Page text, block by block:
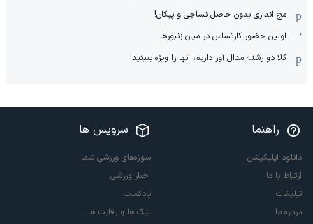
مچ اندازی بدون حاصل نساجی و پیکان!
اولین حضور کارتساس در میان زنبورها
کلا دو‌ رشته مدال آور داریم، آنها را ویژه ببینید!
راهنما
دانلود اپلیکیشن
ارتباط با ما
تبلیغات
درباره ما
سرویس ها
سوژه‌های ورزشی شما
اخبار ورزشی
پادکست
لیگ ها و رقابت ها